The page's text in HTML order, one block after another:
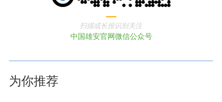
扫描或长按识别关注
中国雄安官网微信公众号
为你推荐